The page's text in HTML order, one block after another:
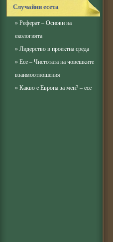
Случайни есета
» Реферат – Основи на
екологията
» Лидерство в проектна среда
» Есе – Чистотата на човешките
взаимоотношения
» Какво е Европа за мен? – есе